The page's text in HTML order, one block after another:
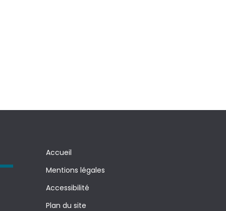
Accueil
Mentions légales
Accessibilité
Plan du site